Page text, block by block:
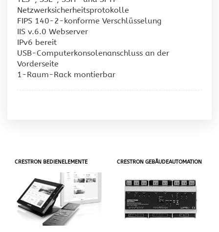
Netzwerksicherheitsprotokolle
FIPS 140-2-konforme Verschlüsselung
IIS v.6.0 Webserver
IPv6 bereit
USB-Computerkonsolenanschluss an der
Vorderseite
1-Raum-Rack montierbar
CRESTRON BEDIENELEMENTE CRESTRON GEBÄUDEAUTOMATION